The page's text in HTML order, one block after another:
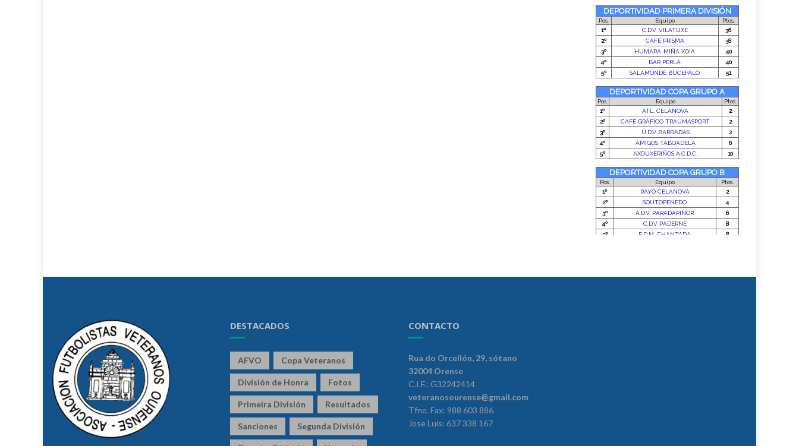
DESTACADOS
AFVO Copa Veteranos
División de Honra Fotos
Primeira División Resultados
Sanciones Segunda División
CONTACTO
Rua do Orcellón, 29, sótano
32004 Orense
C.I.F.: G32242414
veteranosourense@gmail.com
Tfno. Fax: 988 603 886
Jose Luis: 637 338 167